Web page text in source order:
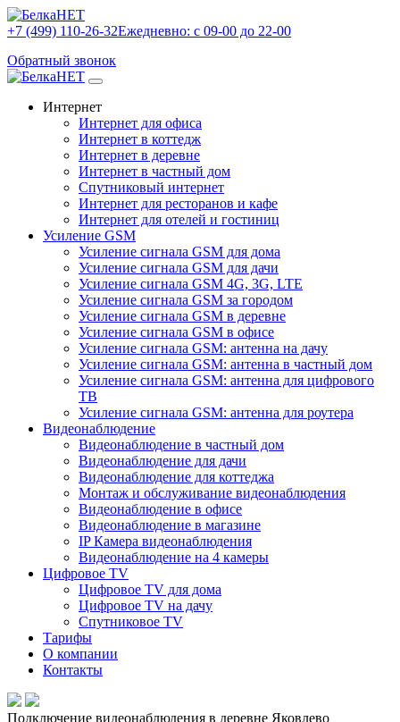
+7 (499) 110-26-32Ежедневно: с 09-00 до 22-00
Обратный звонок
Интернет
Интернет для офиса
Интернет в коттедж
Интернет в деревне
Интернет в частный дом
Спутниковый интернет
Интернет для ресторанов и кафе
Интернет для отелей и гостиниц
Усиление GSM
Усиление сигнала GSM для дома
Усиление сигнала GSM для дачи
Усиление сигнала GSM 4G, 3G, LTE
Усиление сигнала GSM за городом
Усиление сигнала GSM в деревне
Усиление сигнала GSM в офисе
Усиление сигнала GSM: антенна на дачу
Усиление сигнала GSM: антенна в частный дом
Усиление сигнала GSM: антенна для цифрового
ТВ
Усиление сигнала GSM: антенна для роутера
Видеонаблюдение
Видеонаблюдение в частный дом
Видеонаблюдение для дачи
Видеонаблюдение для коттеджа
Монтаж и обслуживание видеонаблюдения
Видеонаблюдение в офисе
Видеонаблюдение в магазине
IP Камера видеонаблюдения
Видеонаблюдение на 4 камеры
Цифровое TV
Цифровое TV для дома
Цифровое TV на дачу
Спутниковое TV
Тарифы
О компании
Контакты
Подключение видеонаблюдения в деревне Яковлево